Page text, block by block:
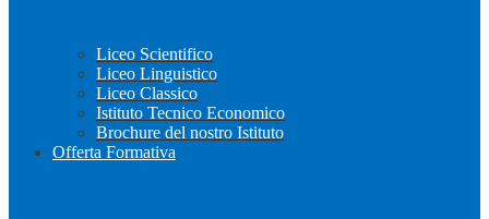
Liceo Scientifico
Liceo Linguistico
Liceo Classico
Istituto Tecnico Economico
Brochure del nostro Istituto
Offerta Formativa